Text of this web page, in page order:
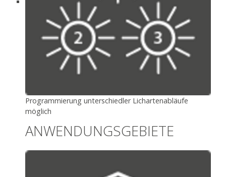
Programmierung unterschiedler Lichartenabläufe
möglich
ANWENDUNGSGEBIETE